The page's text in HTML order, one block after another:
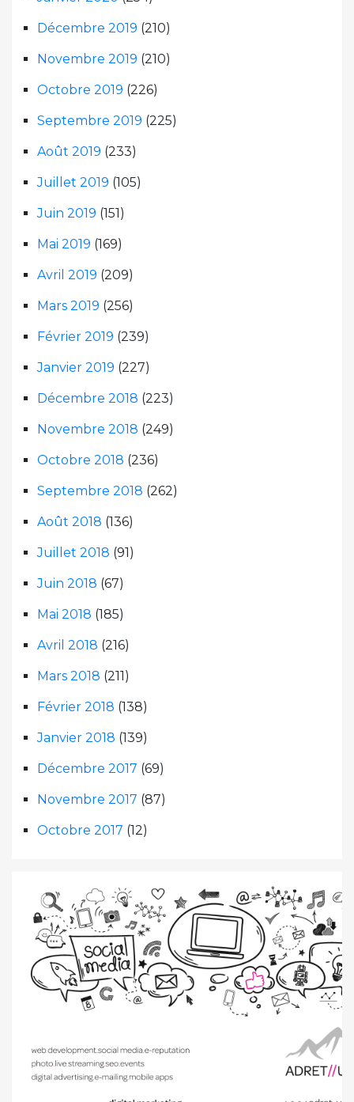
Décembre 2019 (210)
Novembre 2019 (210)
Octobre 2019 (226)
Septembre 2019 (225)
Août 2019 (233)
Juillet 2019 (105)
Juin 2019 (151)
Mai 2019 (169)
Avril 2019 (209)
Mars 2019 (256)
Février 2019 (239)
Janvier 2019 (227)
Décembre 2018 (223)
Novembre 2018 (249)
Octobre 2018 (236)
Septembre 2018 (262)
Août 2018 (136)
Juillet 2018 (91)
Juin 2018 (67)
Mai 2018 (185)
Avril 2018 (216)
Mars 2018 (211)
Février 2018 (138)
Janvier 2018 (139)
Décembre 2017 (69)
Novembre 2017 (87)
Octobre 2017 (12)